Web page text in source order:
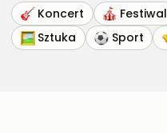
Koncert Festiwal
Sztuka
Sport